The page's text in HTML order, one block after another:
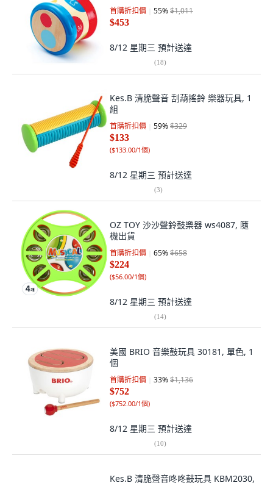
首購折扣價 55%$1,011
$453
8/12 星期三 預計送達
(18)
Kes.B 清脆聲音 刮葫搖鈴 樂器玩具, 1
組
首購折扣價 59%$329
$133
($133.00/1個)
8/12 星期三 預計送達
(3)
OZ TOY 沙沙聲鈴鼓樂器 ws4087, 隨
機出貨
首購折扣價 65%$658
$224
($56.00/1個)
8/12 星期三 預計送達
(14)
美國 BRIO 音樂鼓玩具 30181, 單色, 1
個
首購折扣價 33%$1,136
$752
($752.00/1個)
8/12 星期三 預計送達
(10)
Kes.B 清脆聲音咚咚鼓玩具 KBM2030,